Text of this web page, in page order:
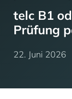
telc B1
Prüfung
22. Juni 2026